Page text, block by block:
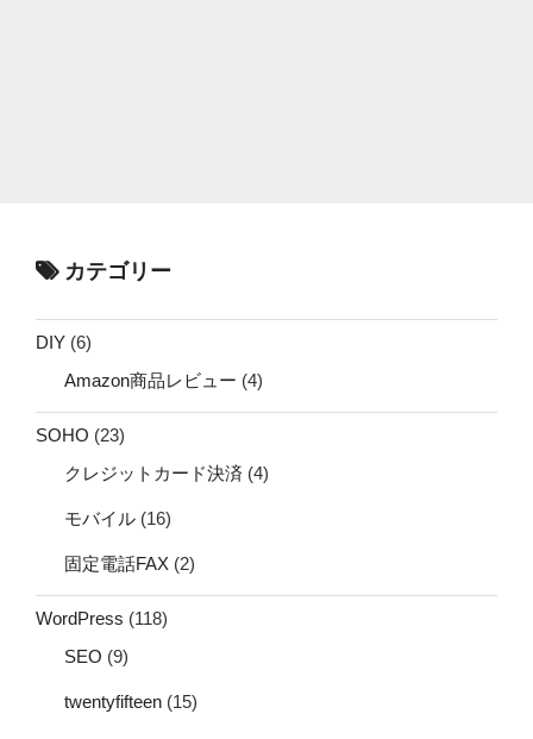
カテゴリー
DIY (6)
Amazon商品レビュー (4)
SOHO (23)
クレジットカード決済 (4)
モバイル (16)
固定電話FAX (2)
WordPress (118)
SEO (9)
twentyfifteen (15)